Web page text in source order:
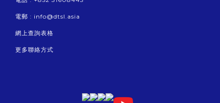
電郵 : info@dtsl.asia
網上查詢表格
更多聯絡方式